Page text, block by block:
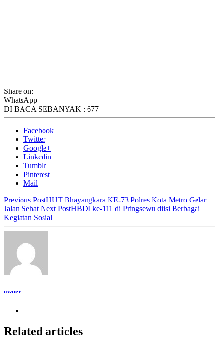
Share on:
WhatsApp
DI BACA SEBANYAK : 677
Facebook
Twitter
Google+
Linkedin
Tumblr
Pinterest
Mail
Previous PostHUT Bhayangkara KE-73 Polres Kota Metro Gelar
Jalan Sehat Next PostHBDI ke-111 di Pringsewu diisi Berbagai
Kegiatan Sosial
owner
Related articles